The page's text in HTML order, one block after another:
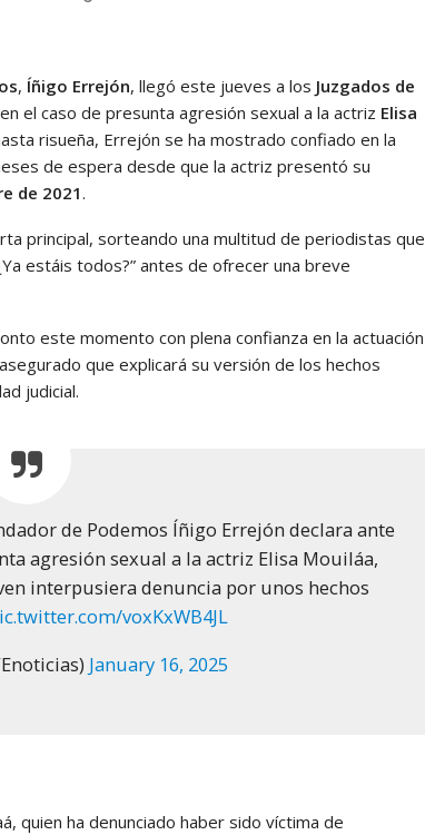
, Íñigo Errejón, llegó este jueves a los Juzgados de
el caso de presunta agresión sexual a la actriz Elisa
risueña, Errejón se ha mostrado confiado en la
de espera desde que la actriz presentó su
de 2021 .
principal, sorteando una multitud de periodistas que
estáis todos?” antes de ofrecer una breve
este momento con plena confianza en la actuación
que explicará su versión de los hechos
judicial.
de Podemos Íñigo Errejón declara ante
agresión sexual a la actriz Elisa Mouiláa,
interpusiera denuncia por unos hechos
voxKxWB4JL
January 16, 2025
quien ha denunciado haber sido víctima de